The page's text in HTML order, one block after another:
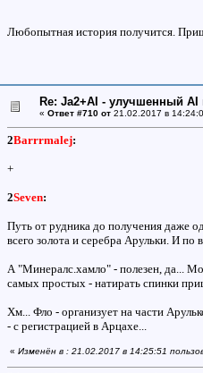
Любопытная история получится.
Re: Ja2+AI - улучшенный AI
« Ответ #710 от21.02.2017 в
2Barrrmalej:
+
2Seven:
Путь от рудника до получения даже
всего золота и серебра Арульки. И по
А "Минералс.хамло" - полезен, да...
самых простых - натирать спинки
Хм... Фло - организует на части
- с регистрацией в Арцахе...
« Изменён в : 21.02.2017 в 14:25:51